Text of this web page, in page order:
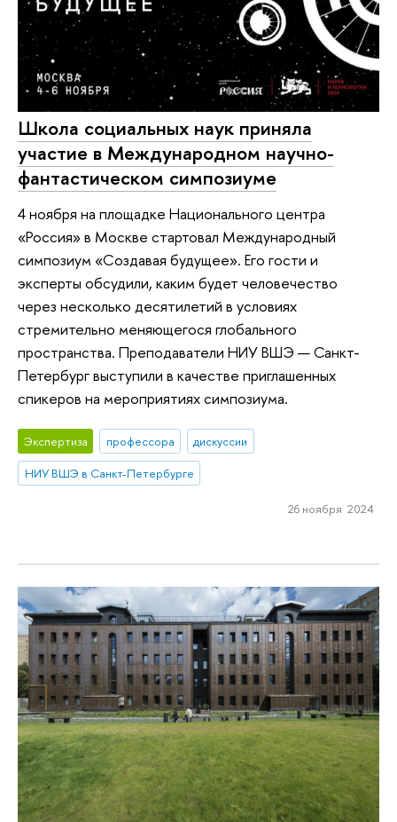
Школа социальных наук приняла
участие в Международном научно-
фантастическом симпозиуме
4 ноября на площадке Национального центра
«Россия» в Москве стартовал Международный
симпозиум «Создавая будущее». Его гости и
эксперты обсудили, каким будет человечество
через несколько десятилетий в условиях
стремительно меняющегося глобального
пространства. Преподаватели НИУ ВШЭ — Санкт-
Петербург выступили в качестве приглашенных
спикеров на мероприятиях симпозиума.
Экспертиза профессора
дискуссии
НИУ ВШЭ в Санкт-Петербурге
26 ноября 2024